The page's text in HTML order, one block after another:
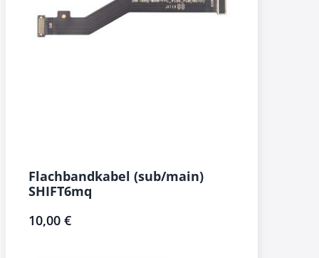
Flachbandkabel (sub/main)
SHIFT6mq
10,00 €